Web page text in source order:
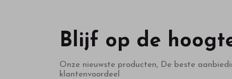
Blijf op de
Onze nieuwste producten, De beste
klantenvoordeel